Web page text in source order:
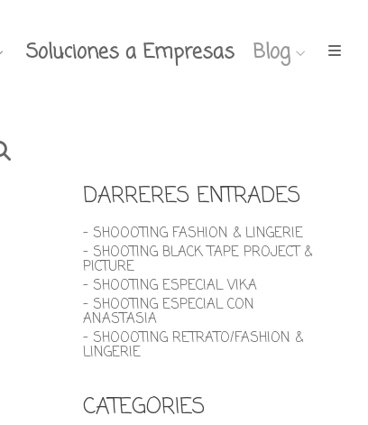
Soluciones a Empresas Blog
DARRERES ENTRADES
- SHOOOTING FASHION & LINGERIE
- SHOOTING BLACK TAPE PROJECT &
PICTURE
- SHOOTING ESPECIAL VIKA
- SHOOTING ESPECIAL CON
ANASTASIA
- SHOOOTING RETRATO/FASHION &
LINGERIE
CATEGORIES